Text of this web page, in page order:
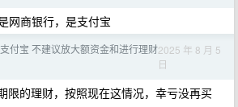
网商银行，是支付宝
支付宝 不建议放大额资金​和进行理财2025 年 8 月 5
日
限的理财，按照现在这情况，幸亏没再买